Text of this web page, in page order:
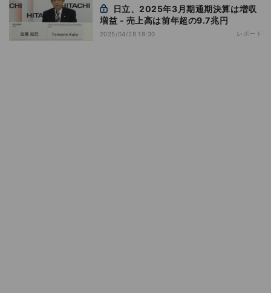
増益 - 売上高は前年超の9.7兆円
2025/04/28 18:30 レポート